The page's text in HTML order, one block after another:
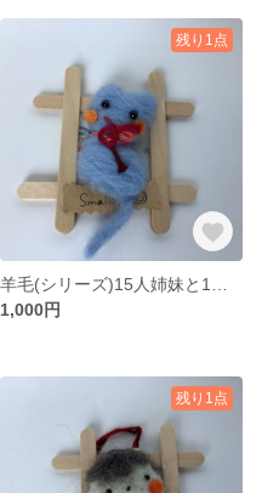
残り1点
1,000円
残り1点